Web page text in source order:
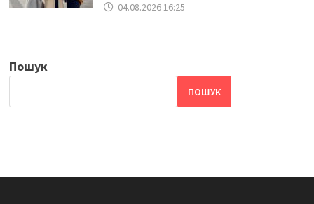
04.08.2026 16:25
Пошук
ПОШУК